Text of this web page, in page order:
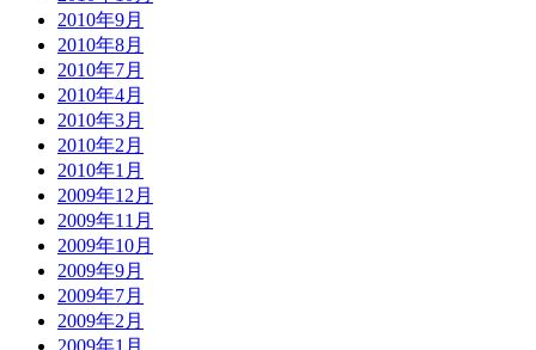
2010年9月
2010年8月
2010年7月
2010年4月
2010年3月
2010年2月
2010年1月
2009年12月
2009年11月
2009年10月
2009年9月
2009年7月
2009年2月